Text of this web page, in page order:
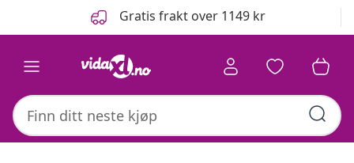
Gratis frakt over 1149 kr